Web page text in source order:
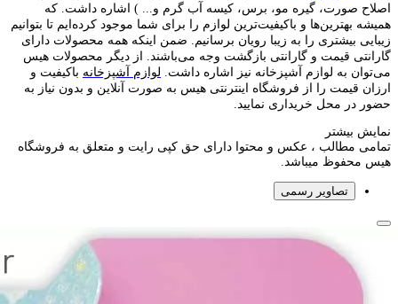
اصلاح صورت، گیره مو، برس، کیسه آب گرم و... ) اشاره داشت. که
همیشه بهترین‌ها و باکیفیت‌ترین لوازم را برای شما موجود کرده‌ایم تا بتوانیم
زیبایی بیشتری را به زیبا رویان برسانیم. ضمن اینکه همه محصولات دارای
گارانتی قیمت و گارانتی بازگشت وجه می‌باشند. از دیگر محصولات هیس
می‌توان به لوازم آشپزخانه نیز اشاره داشت. لوازم آشپزخانه باکیفیت و
ارزان قیمت را از فروشگاه اینترنتی هیس به صورت آنلاین و بدون نیاز به
حضور در محل خریداری نمایید.
نمایش بیشتر
تمامی مطالب ، عکس و محتوا دارای حق کپی رایت و متعلق به فروشگاه
هیس محفوظ میباشد.
تصاویر رسمی